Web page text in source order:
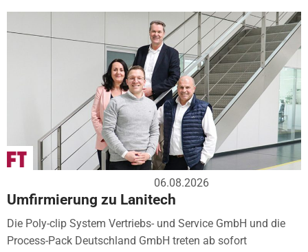
06.08.2026
Umfirmierung zu Lanitech
Die Poly-clip System Vertriebs- und Service GmbH und die
Process-Pack Deutschland GmbH treten ab sofort